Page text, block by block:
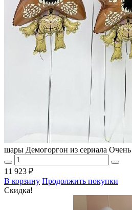
шары Демогоргон из сериала Очень
11 923 ₽
В корзину Продолжить покупки
Скидка!